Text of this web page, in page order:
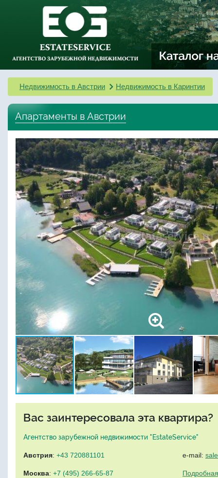
Недвижимость в Австрии Недвижимость в Каринтии
Апартаменты в Австрии
Вас заинтересовала эта квартира?
Агентство зарубежной недвижимости "EstateService"
Австрия: +43 720881101
Москва: +7 (495) 266-65-87
e-mail: